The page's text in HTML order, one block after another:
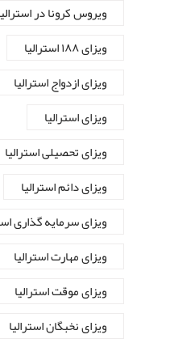
ویروس کرونا در
ویزای ۱۸۸ استرالیا
ویزای ازدواج استرالیا
ویزای استرالیا
ویزای تحصیلی استرالیا
ویزای دائم استرالیا
ویزای سرمایه گذاری
ویزای مهارت استرالیا
ویزای موقت استرالیا
ویزای نخبگان استرالیا